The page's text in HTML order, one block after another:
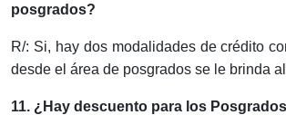
posgrados?
R/: Si, hay dos modalidades de crédito
desde el área de posgrados se le brinda
11. ¿Hay descuento para los